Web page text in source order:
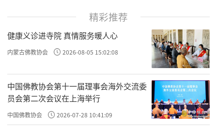
于多年风吹日晒，霜打雨淋，栖霞寺的“寺”字只
剩上半部的“土”字，下半部的“寸”字剥落了。远
远一望，栖霞寺成了“栖霞土”，大煞风景。
乾隆年间，有一次皇帝下江南巡游。江宁
知府得信异常恐慌，因为他知道当今圣上喜欢
精彩推荐
健康义诊进寺院 真情服务暖人心
内蒙古佛教协会 2026-08-05 15:02:08
中国佛教协会第十一届理事会海外交流委
员会第二次会议在上海举行
中国佛教协会 2026-07-28 10:41:09